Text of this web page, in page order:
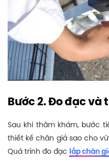
Bước 2. Đo đạc và
Sau khi thăm khám, bước
thiết kế chân giả sao cho
Quá trình đo đạc lắp chân